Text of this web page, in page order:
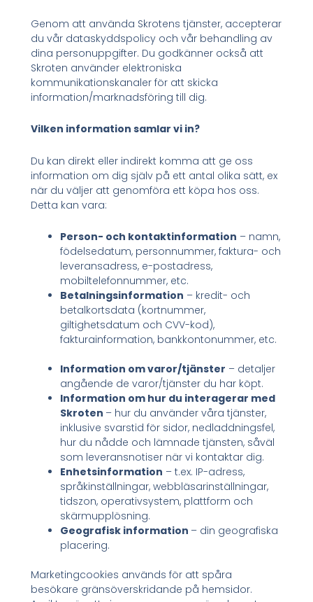
Genom att använda Skrotens tjänster, accepterar
du vår dataskyddspolicy och vår behandling av
dina personuppgifter. Du godkänner också att
Skroten använder elektroniska
kommunikationskanaler för att skicka
information/marknadsföring till dig.
Vilken information samlar vi in?
Du kan direkt eller indirekt komma att ge oss
information om dig själv på ett antal olika sätt, ex
när du väljer att genomföra ett köpa hos oss.
Detta kan vara:
Person- och kontaktinformation – namn,
födelsedatum, personnummer, faktura- och
leveransadress, e-postadress,
mobiltelefonnummer, etc.
Betalningsinformation – kredit- och
betalkortsdata (kortnummer,
giltighetsdatum och CVV-kod),
fakturainformation, bankkontonummer, etc.
Information om varor/tjänster – detaljer
angående de varor/tjänster du har köpt.
Information om hur du interagerar med
Skroten – hur du använder våra tjänster,
inklusive svarstid för sidor, nedladdningsfel,
hur du nådde och lämnade tjänsten, såväl
som leveransnotiser när vi kontaktar dig.
Enhetsinformation – t.ex. IP-adress,
språkinställningar, webbläsarinställningar,
tidszon, operativsystem, plattform och
skärmupplösning.
Geografisk information – din geografiska
placering.
Marketingcookies används för att spåra
besökare gränsöverskridande på hemsidor.